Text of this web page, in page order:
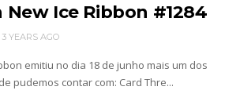
Kairi Sane revela inúmeras
New Ice Ribbon #1284
3 YEARS AGO
emitiu no dia 18 de junho mais um dos
pudemos contar com: Card Thre...